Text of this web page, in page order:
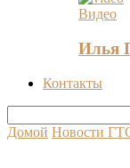
Видео
Илья
Контакты
Домой Новости